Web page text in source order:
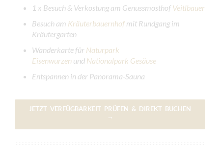
1 x Besuch & Verkostung am Genussmosthof Veitlbauer
Besuch am Kräuterbauernhofmit Rundgang im
Kräutergarten
Wanderkarte für Naturpark
Eisenwurzen und Nationalpark Gesäuse
Entspannen in der Panorama-Sauna
JETZT VERFÜGBARKEIT PRÜFEN & DIREKT BUCHEN
→